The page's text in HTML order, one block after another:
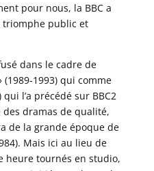
pour nous, la BBC a
triomphe public et
dans le cadre de
(1989-1993) qui comme
qui l’a précédé sur BBC2
dramas de qualité,
de la grande époque de
Mais ici au lieu de
heure tournés en studio,